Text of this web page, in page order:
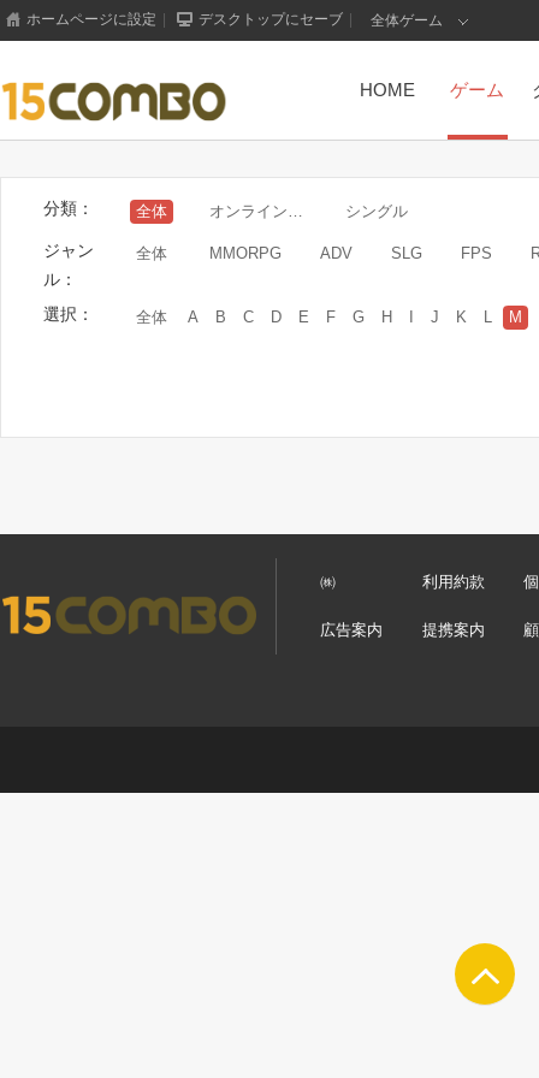
ホームページに設定 デスクトップにセーブ 全体ゲーム
HOME ゲーム
分類： 全体 シングル
ジャン
ル：
全体 MMORPG ADV SLG FPS
選択： 全体 A B C D E F G H I J K L M
㈱ 利用約款
広告案内 提携案内